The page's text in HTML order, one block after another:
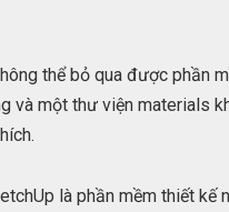
thể bỏ qua được phần
và một thư viện materials
là phần mềm thiết kế